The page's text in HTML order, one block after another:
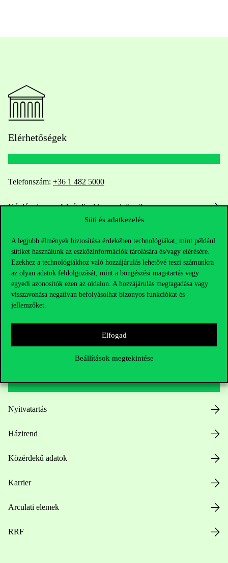
Süti és adatkezelés
A legjobb élmények biztosítása érdekében technológiákat, mint például
sütiket használunk az eszközinformációk tárolására és/vagy elérésére.
Ezekhez a technológiákhoz való hozzájárulás lehetővé teszi számunkra
az olyan adatok feldolgozását, mint a böngészési magatartás vagy
egyedi azonosítók ezen az oldalon. A hozzájárulás megtagadása vagy
visszavonása negatívan befolyásolhat bizonyos funkciókat és
jellemzőket.
Elfogad
Beállítások megtekintése
Elérhetőségek
Telefonszám: +36 1 482 5000
Kérdésed van a felvételivel kapcsolatban?
HUB jelenlegi hallgatóinknak
Sajtó:press@uni-corvinus.hu
Nyitvatartás
Házirend
Közérdekű adatok
Karrier
Arculati elemek
RRF